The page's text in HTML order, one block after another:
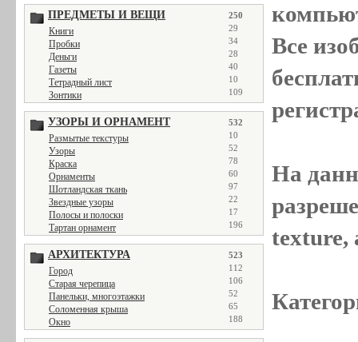
ПРЕДМЕТЫ И ВЕЩИ 250
Книги 29
Пробки 34
Деньги 28
Газеты 40
Тетрадный лист 10
Зонтики 109
УЗОРЫ И ОРНАМЕНТ 532
Размытые текстуры 10
Узоры 52
Краска 78
Орнаменты 60
Шотландская ткань 97
Звездные узоры 22
Полосы и полоски 17
Тартан орнамент 196
АРХИТЕКТУРА 523
Город 112
Старая черепица 106
Панельки, многоэтажки 52
Соломенная крыша 65
Окно 188
Все
На
texture,